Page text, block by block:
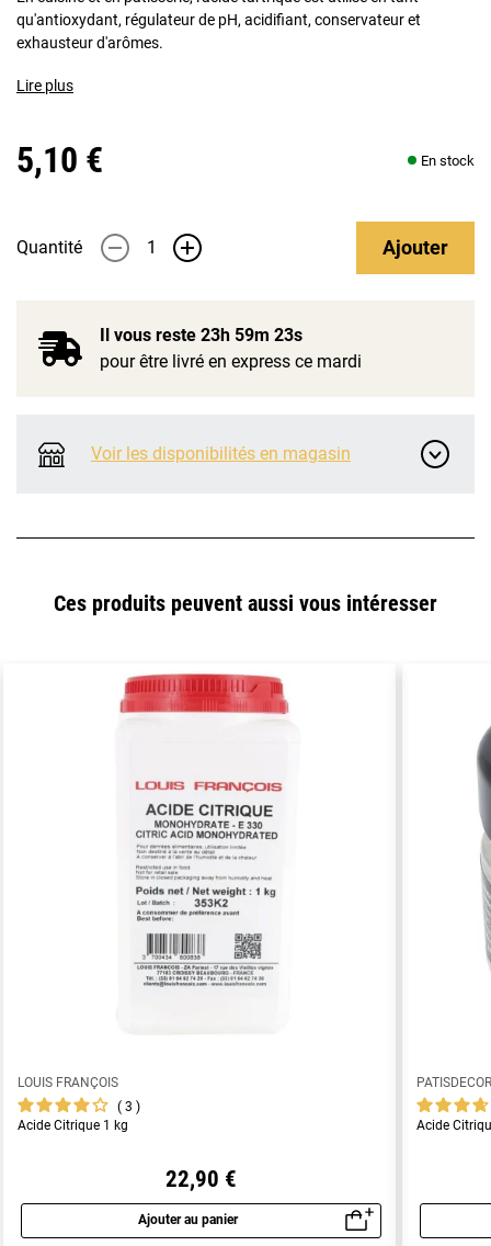
qu'antioxydant, régulateur de pH, acidifiant, conservateur et
exhausteur d'arômes.
Lire plus
5,10 € En stock
Quantité - + Ajouter
Il vous reste 23h 59m 23s
pour être livré en express ce mardi
Voir les disponibilités en magasin
Ces produits peuvent aussi vous intéresser
LOUIS FRANÇOIS
3
Acide Citrique 1 kg
22,90 €
Ajouter au panier
Aperçu rapide
Acide